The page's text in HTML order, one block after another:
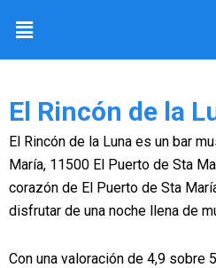
contenido
Menú
El Rincón de la
El Rincón de la Luna es un bar
María, 11500 El Puerto de Sta
corazón de El Puerto de Sta
disfrutar de una noche llena de
Con una valoración de 4,9 sobre